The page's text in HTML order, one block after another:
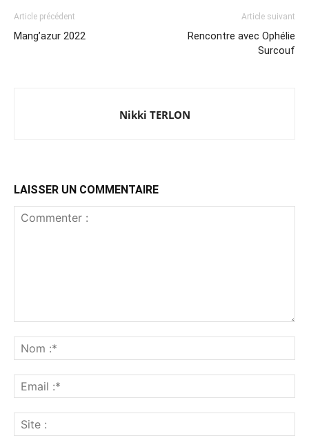
Article précédent
Mang’azur 2022
Article suivant
Rencontre avec Ophélie
Surcouf
Nikki TERLON
LAISSER UN COMMENTAIRE